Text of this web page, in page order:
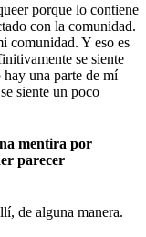
porque lo contiene
con la comunidad.
comunidad. Y eso es
se siente
una parte de mí
siente un poco
mentira por
parecer
de alguna manera.